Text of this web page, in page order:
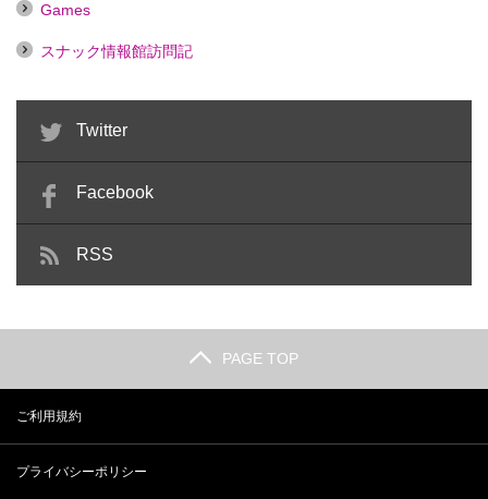
Games
スナック情報館訪問記
Twitter
Facebook
RSS
PAGE TOP
ご利用規約
プライバシーポリシー